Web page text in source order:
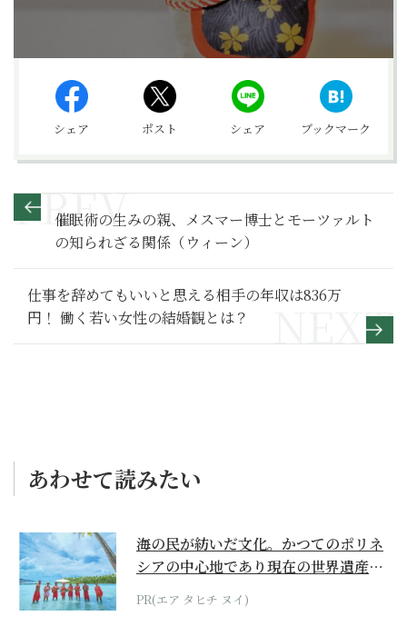
シェア ポスト シェア ブックマーク
催眠術の生みの親、メスマー博士とモーツァルト
の知られざる関係（ウィーン）
仕事を辞めてもいいと思える相手の年収は836万
円！ 働く若い女性の結婚観とは？
あわせて読みたい
海の民が紡いだ文化。かつてのポリネ
シアの中心地であり現在の世界遺産か
らみえてくる...
PR(エア タヒチ ヌイ)